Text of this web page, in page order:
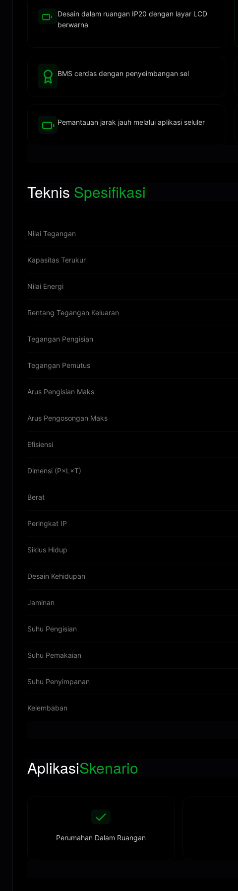
Desain dalam ruangan IP20 dengan layar LCD
berwarna
BMS cerdas dengan penyeimbangan sel
Pemantauan jarak jauh melalui aplikasi seluler
Teknis Spesifikasi
Nilai Tegangan
Kapasitas Terukur
Nilai Energi
Rentang Tegangan Keluaran
Tegangan Pengisian
Tegangan Pemutus
Arus Pengisian Maks
Arus Pengosongan Maks
Efisiensi
Dimensi (P×L×T)
Berat
Peringkat IP
Siklus Hidup
Desain Kehidupan
Jaminan
Suhu Pengisian
Suhu Pemakaian
Suhu Penyimpanan
Kelembaban
AplikasiSkenario
Perumahan Dalam Ruangan